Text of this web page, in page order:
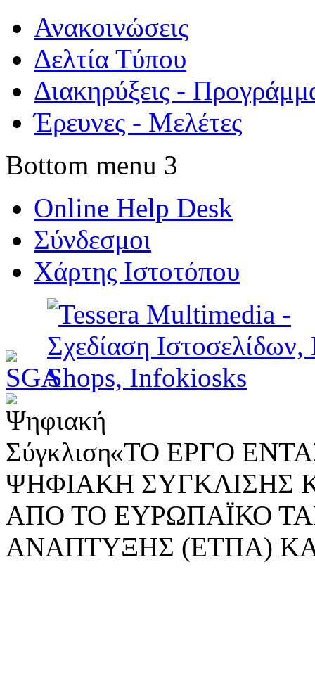
Ανακοινώσεις
Δελτία Τύπου
Διακηρύξεις -
Έρευνες - Μελέτες
Bottom menu 3
Online Help Desk
Σύνδεσμοι
Χάρτης Ιστοτόπου
«ΤΟ ΕΡΓΟ
ΨΗΦΙΑΚΗ ΣΥΓΚΛΙΣΗΣ
ΑΠΟ ΤΟ ΕΥΡΩΠΑΪΚΟ
ΑΝΑΠΤΥΞΗΣ (ΕΤΠΑ)